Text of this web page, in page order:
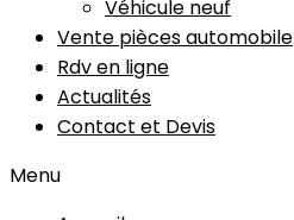
Véhicule neuf
Vente pièces automobile
Rdv en ligne
Actualités
Contact et Devis
Menu